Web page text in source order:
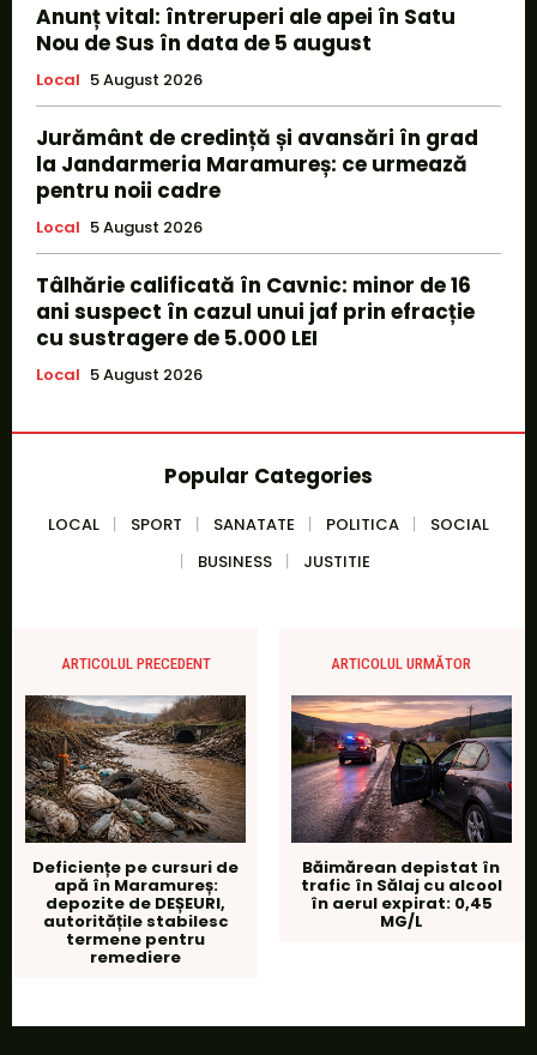
Anunț vital: întreruperi ale apei în Satu
Nou de Sus în data de 5 august
Local 5 August 2026
Jurământ de credință și avansări în grad
la Jandarmeria Maramureș: ce urmează
pentru noii cadre
Local 5 August 2026
Tâlhărie calificată în Cavnic: minor de 16
ani suspect în cazul unui jaf prin efracție
cu sustragere de 5.000 LEI
Local 5 August 2026
Popular Categories
LOCAL SPORT SANATATE POLITICA
SOCIAL
BUSINESS
JUSTITIE
ARTICOLUL PRECEDENT
Deficiențe pe cursuri de
apă în Maramureș:
depozite de DEȘEURI,
autoritățile stabilesc
termene pentru
remediere
ARTICOLUL URMĂTOR
Băimărean depistat în
trafic în Sălaj cu alcool
în aerul expirat: 0,45
MG/L